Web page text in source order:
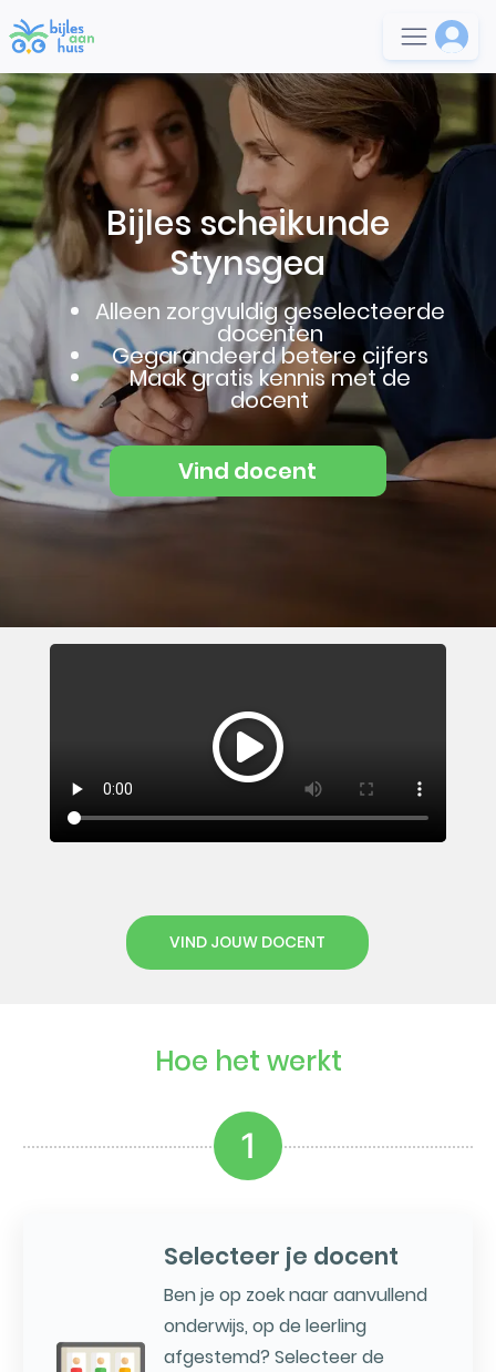
Bijles scheikunde
Stynsgea
Alleen zorgvuldig geselecteerde
docenten
Gegarandeerd betere cijfers
Maak gratis kennis met de
docent
Vind docent
VIND JOUW DOCENT
Hoe het werkt
1
Selecteer je docent
Ben je op zoek naar aanvullend
onderwijs, op de leerling
afgestemd? Selecteer de